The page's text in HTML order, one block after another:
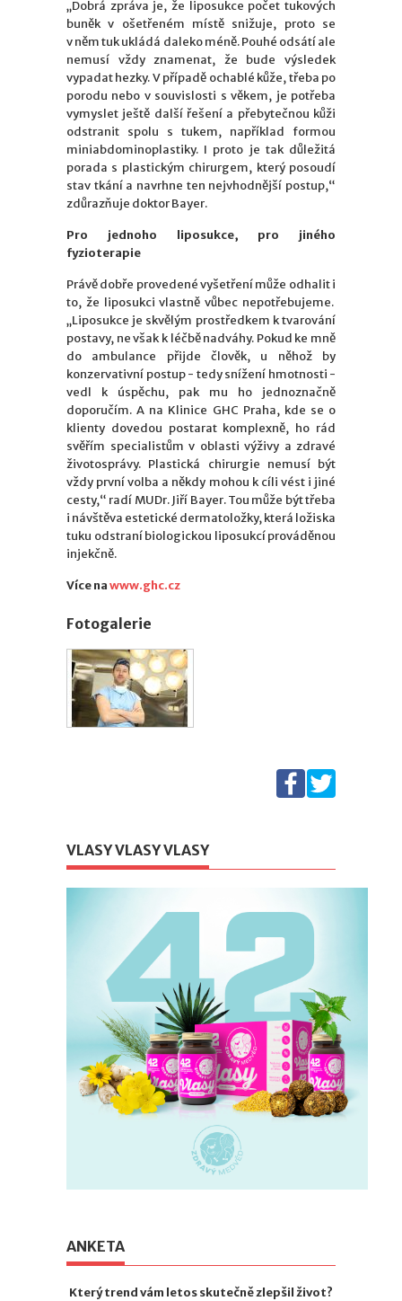
„Dobrá zpráva je, že liposukce počet tukových
buněk v ošetřeném místě snižuje, proto se
v něm tuk ukládá daleko méně. Pouhé odsátí ale
nemusí vždy znamenat, že bude výsledek
vypadat hezky. V případě ochablé kůže, třeba po
porodu nebo v souvislosti s věkem, je potřeba
vymyslet ještě další řešení a přebytečnou kůži
odstranit spolu s tukem, například formou
miniabdominoplastiky. I proto je tak důležitá
porada s plastickým chirurgem, který posoudí
stav tkání a navrhne ten nejvhodnější postup,“
zdůrazňuje doktor Bayer.
Pro jednoho liposukce, pro jiného
fyzioterapie
Právě dobře provedené vyšetření může odhalit i
to, že liposukci vlastně vůbec nepotřebujeme.
„Liposukce je skvělým prostředkem k tvarování
postavy, ne však k léčbě nadváhy. Pokud ke mně
do ambulance přijde člověk, u něhož by
konzervativní postup - tedy snížení hmotnosti -
vedl k úspěchu, pak mu ho jednoznačně
doporučím. A na Klinice GHC Praha, kde se o
klienty dovedou postarat komplexně, ho rád
svěřím specialistům v oblasti výživy a zdravé
životosprávy. Plastická chirurgie nemusí být
vždy první volba a někdy mohou k cíli vést i jiné
cesty,“ radí MUDr. Jiří Bayer. Tou může být třeba
i návštěva estetické dermatoložky, která ložiska
tuku odstraní biologickou liposukcí prováděnou
injekčně.
Více nawww.ghc.cz
Fotogalerie
VLASY VLASY VLASY
ANKETA
Který trend vám letos skutečně zlepšil život?